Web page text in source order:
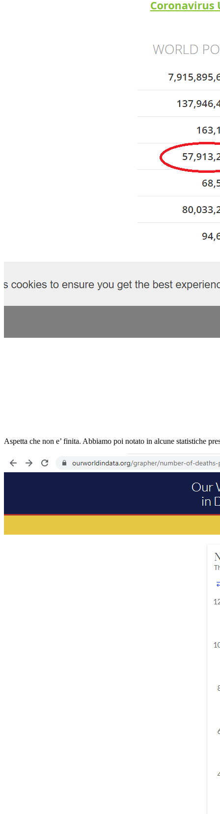
Aspetta che non e’ finita. Abbiamo poi notato in alcune statistiche